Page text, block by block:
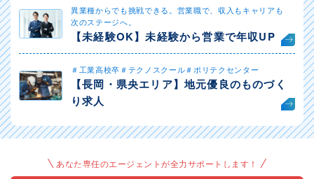
異業種からでも挑戦できる。営業職で、収入もキャリアも
次のステージへ。
【未経験OK】未経験から営業で年収UP
＃工業高校卒＃テクノスクール＃ポリテクセンター
【長岡・県央エリア】地元優良のものづく
り求人
あなた専任のエージェントが全力サポートします！